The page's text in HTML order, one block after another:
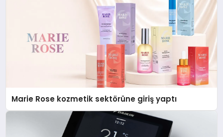
Marie Rose kozmetik sektörüne giriş yaptı